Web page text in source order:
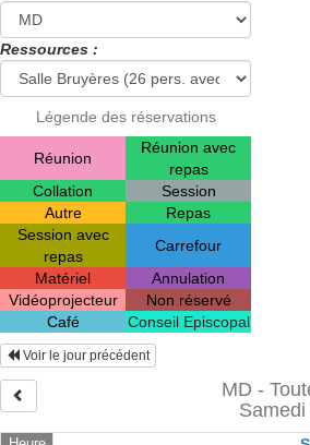
Ressources :
Légende des réservations
Réunion
Réunion avec
repas
Collation
Session
Autre
Repas
Session avec
repas
Carrefour
Matériel
Annulation
Vidéoprojecteur
Non réservé
Café
Conseil Episcopal
Voir le jour précédent
MD -